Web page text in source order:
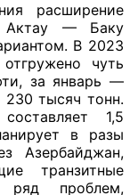
расширение
Актау — Баку
В 2023
чуть
за январь —
тысяч тонн.
1,5
в разы
Азербайджан,
транзитные
ряд проблем,